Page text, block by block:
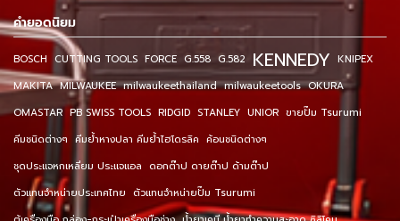
คำยอดนิยม
BOSCH CUTTING TOOLS FORCE G.558 G.582 KENNEDY KNIPEX
MAKITA MILWAUKEE milwaukeethailand milwaukeetools OKURA
OMASTAR PB SWISS TOOLS RIDGID STANLEY UNIOR ขายปั๊ม Tsurumi
คีมชนิดต่างๆ คีมย้ำหางปลา คีมย้ำไฮโดรลิค ค้อนชนิดต่างๆ
ชุดประแจหกเหลี่ยม ประแจแอล ดอกต๊าป ดายต๊าป ด้ามต๊าป
ตัวแทนจำหน่ายประเทศไทย ตัวแทนจำหน่ายปั๊ม Tsurumi